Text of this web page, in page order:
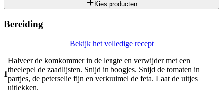
Kies producten
Bereiding
Bekijk het volledige recept
1
Halveer de komkommer in de lengte en verwijder met een
theelepel de zaadlijsten. Snijd in boogjes. Snijd de tomaten in
partjes, de peterselie fijn en verkruimel de feta. Laat de uitjes
uitlekken.